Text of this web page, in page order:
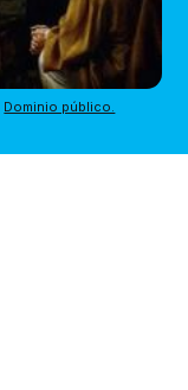
Dominio público.